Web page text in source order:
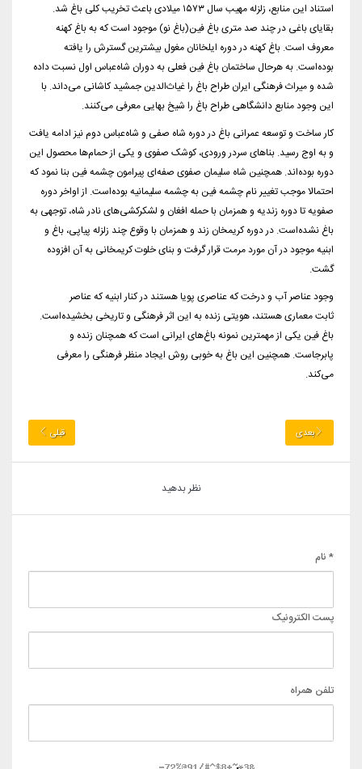
استناد این منابع، زلزله مهیب سال ۱۵۷۳ میلادی باعث تخریب کلی باغ شد.
بقایای باغی در چند صد متری باغ فین(باغ نو) موجود است که به باغ کهنه
معروف است. باغ کهنه در دوره ایلخانان مغول بیشترین گسترش را یافته
بوده‌است. به هرحال ساختمان باغ فین فعلی به دوران شاه‌عباس اول نسبت داده
شده و میراث فرهنگی ایران طراح باغ را غیاث‌الدین جمشید کاشانی می‌داند. با
این وجود منابع دانشگاهی طراح باغ را شیخ بهایی معرفی می‌کنند.
کار ساخت و توسعه عمرانی باغ در دوره شاه صفی و شاه‌عباس دوم نیز ادامه یافت
و به اوج رسید. بناهای سردر ورودی، کوشک صفوی و یکی از حمام‌ها محصول این
دوره بوده‌اند. همچنین شاه سلیمان صفوی صفه‌ای پیرامون چشمه فین بنا نمود که
احتمالا موجب تغییر نام چشمه فین به چشمه سلیمانیه بوده‌است. از اواخر دوره
صفویه تا دوره زندیه و همزمان با حمله افغان و لشکرکشی‌های نادر شاه، توجهی به
باغ نشده‌است. در دوره کریمخان زند و همزمان با وقوع چند زلزله پیاپی، باغ و
ابنیه موجود در آن مورد مرمت قرار گرفت و بنای خلوت کریمخانی به آن افزوده
گشت.
وجود عناصر آب و درخت که عناصری پویا هستند در کنار ابنیه که عناصر
ثابت معماری هستند، هویتی زنده به این اثر فرهنگی و تاریخی بخشیده‌است.
باغ فین یکی از مهمترین نمونه باغ‌های ایرانی است که همچنان زنده و
پابرجاست. همچنین این باغ به خوبی روش ایجاد منظر فرهنگی را معرفی
می‌کند.
بعدی قبلی
نظر بدهید
* نام
پست الکترونیک
تلفن همراه